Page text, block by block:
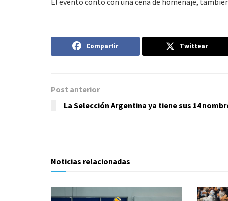
Compartir Twittear
Post anterior
La Selección Argentina ya tiene sus 14
Noticias relacionadas